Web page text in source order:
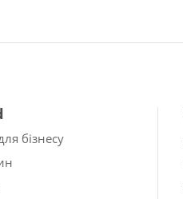
бізнесу